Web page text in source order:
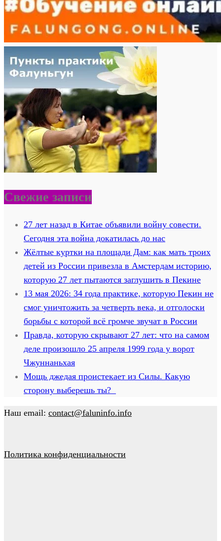
Свежие записи
27 лет назад в Китае объявили войну совести.
Сегодня эта война докатилась до нас
Жёлтые куртки на площади Дам: как мать троих
детей из России привезла в Амстердам историю,
которую 27 лет пытаются заглушить в Пекине
13 мая 2026: 34 года практике, которую Пекин не
смог уничтожить за четверть века, и отголоски
борьбы с которой всё громче звучат в России
Правда, которую скрывают 27 лет: что на самом
деле произошло 25 апреля 1999 года у ворот
Чжуннаньхая
Мощь джедая проистекает из Силы. Какую
сторону выберешь ты?
Наш email: contact@faluninfo.info
Политика конфиденциальности